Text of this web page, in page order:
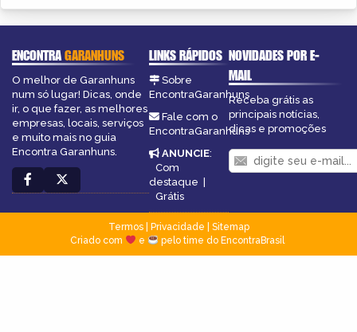
ENCONTRAGARANHUNS
O melhor de Garanhuns
num só lugar! Dicas, onde
ir, o que fazer, as melhores
empresas, locais, serviços
e muito mais no guia
Encontra Garanhuns.
LINKS RÁPIDOS
Sobre
EncontraGaranhuns
Fale com o
EncontraGaranhuns
ANUNCIE:
Com
destaque
Grátis
NOVIDADES POR E-
MAIL
Receba grátis as
principais notícias,
dicas e promoções
Termos| Privacidade
Sitemap
Criado com
e pelo time do EncontraBrasil